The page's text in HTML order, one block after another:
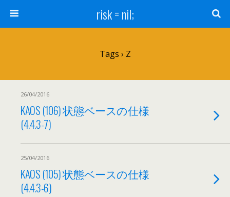
risk = nil;
Tags › Z
26/04/2016
KAOS (106) 状態ベースの仕様
(4.4.3-7)
25/04/2016
KAOS (105) 状態ベースの仕様
(4.4.3-6)